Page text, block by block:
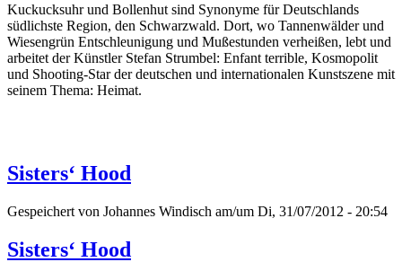
Kuckucksuhr und Bollenhut sind Synonyme für Deutschlands
südlichste Region, den Schwarzwald. Dort, wo Tannenwälder und
Wiesengrün Entschleunigung und Mußestunden verheißen, lebt und
arbeitet der Künstler Stefan Strumbel: Enfant terrible, Kosmopolit
und Shooting-Star der deutschen und internationalen Kunstszene mit
seinem Thema: Heimat.
Sisters‘ Hood
Gespeichert von Johannes Windisch am/um Di, 31/07/2012 - 20:54
Sisters‘ Hood